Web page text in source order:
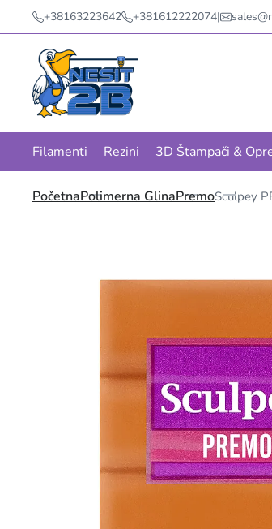
+38163223642 +381612222074|
Filamenti Rezini 3D Štampači &
PočetnaPolimerna GlinaPremoSculpey